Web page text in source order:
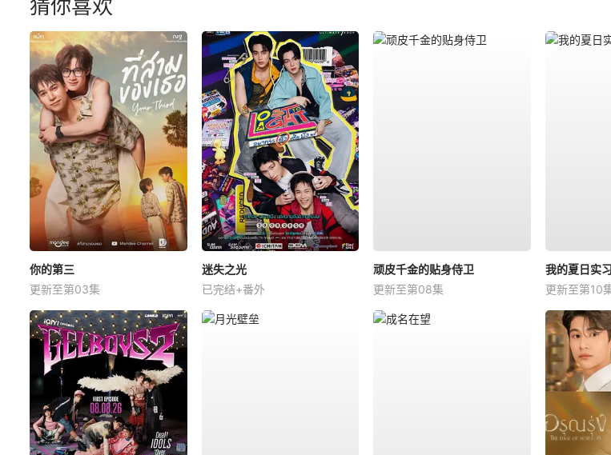
猜你喜欢
你的第三
更新至第03集
迷失之光
已完结+番外
顽皮千金的贴身侍卫
更新至第08集
我的夏日实习
更新至第10